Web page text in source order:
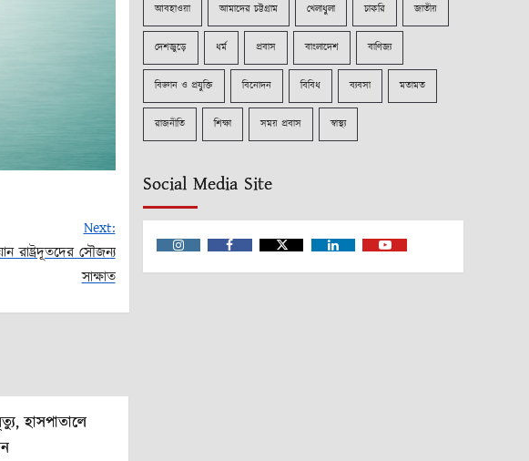
Next:
রাষ্ট্রদূতদের সৌজন্য
সাক্ষাত
হাসপাতালে
আবহাওয়া আমাদের চট্টগ্রাম খেলাধুলা চাকরি জাতীয়
দেশজুড়ে ধর্ম প্রবাস বাংলাদেশ বাণিজ্য
বিজ্ঞান ও প্রযুক্তি বিনোদন বিবিধ ব্যবসা মতামত
রাজনীতি শিক্ষা সময় প্রবাস স্বাস্থ্য
Social Media Site
InstagramFacebookTwitter Linkedin Youtube